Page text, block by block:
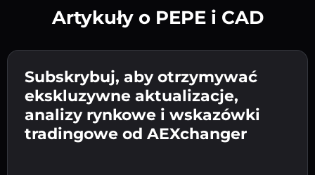
Wpisz adres swojego portfela
kryptowalutowego 👉 przejdź do następnego
kroku.
Potwierdź swoją tożsamość 👉 przejdź do
ostatniego kroku.
Wyślij depozyt 👉 odbierz kryptowalutę lub
walutę fiat w swoim portfelu.
Artykuły o PEPE i CAD
Subskrybuj, aby otrzymywać
ekskluzywne aktualizacje,
analizy rynkowe i wskazówki
tradingowe od AEXchanger